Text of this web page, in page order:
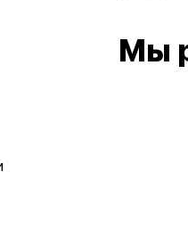
Мы